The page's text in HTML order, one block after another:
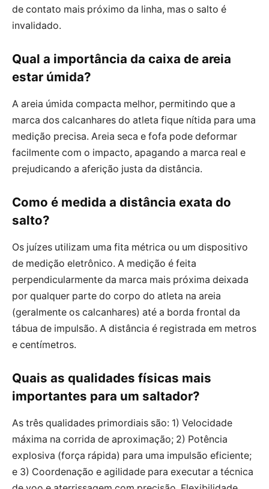
de contato mais próximo da linha, mas o salto é
invalidado.
Qual a importância da caixa de areia
estar úmida?
A areia úmida compacta melhor, permitindo que a
marca dos calcanhares do atleta fique nítida para uma
medição precisa. Areia seca e fofa pode deformar
facilmente com o impacto, apagando a marca real e
prejudicando a aferição justa da distância.
Como é medida a distância exata do
salto?
Os juízes utilizam uma fita métrica ou um dispositivo
de medição eletrônico. A medição é feita
perpendicularmente da marca mais próxima deixada
por qualquer parte do corpo do atleta na areia
(geralmente os calcanhares) até a borda frontal da
tábua de impulsão. A distância é registrada em metros
e centímetros.
Quais as qualidades físicas mais
importantes para um saltador?
As três qualidades primordiais são: 1) Velocidade
máxima na corrida de aproximação; 2) Potência
explosiva (força rápida) para uma impulsão eficiente;
e 3) Coordenação e agilidade para executar a técnica